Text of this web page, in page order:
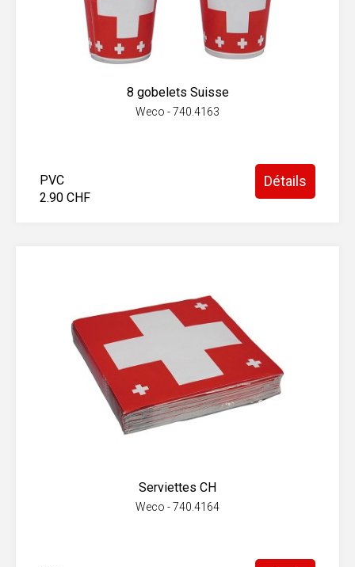
8 gobelets Suisse
Weco - 740.4163
PVC
2.90 CHF
Détails
Serviettes CH
Weco - 740.4164